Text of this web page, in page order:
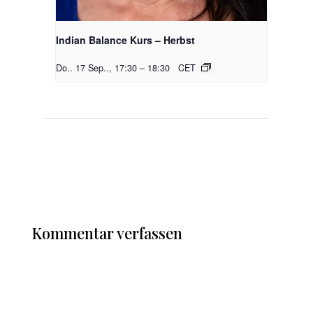
Indian Balance Kurs – Herbst
Do.. 17 Sep.., 17:30 – 18:30 CET
Kommentar verfassen